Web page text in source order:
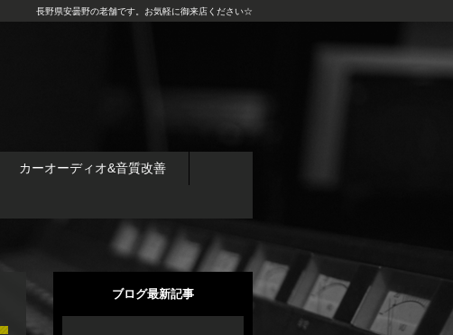
長野県安曇野の老舗です。お気軽に御来店ください☆
カーオーディオ&音質改善
ブログ最新記事